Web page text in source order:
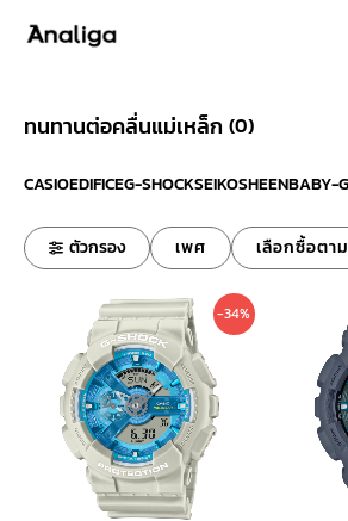
ทนทานต่อคลื่นแม่เหล็ก (0)
CASIOEDIFICEG-SHOCKSEIKOSHEENBABY-G
ตัวกรอง เพศ เลือกซื้อตา
-34%
Original
price
was:
6,000 ฿.
Current
price